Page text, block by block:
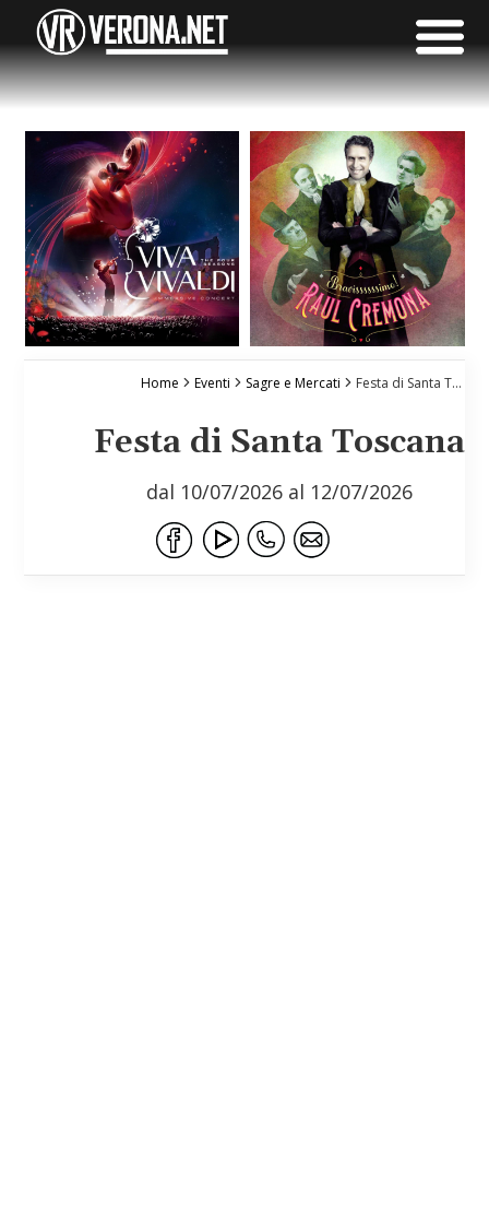
Home Eventi Sagre e Mercati Festa di Santa Toscana
Festa di Santa Toscana
dal 10/07/2026 al 12/07/2026